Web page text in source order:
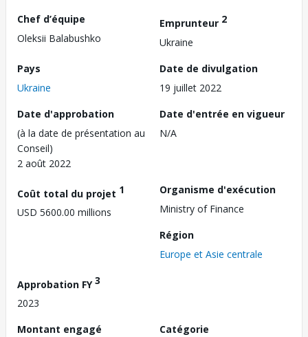
Chef d’équipe
Oleksii Balabushko
Emprunteur 2
Ukraine
Pays
Ukraine
Date de divulgation
19 juillet 2022
Date d'approbation
(à la date de présentation au
Conseil)
2 août 2022
Date d'entrée en vigueur
N/A
Coût total du projet 1
USD 5600.00 millions
Organisme d'exécution
Ministry of Finance
Région
Europe et Asie centrale
Approbation FY3
2023
Montant engagé
Catégorie